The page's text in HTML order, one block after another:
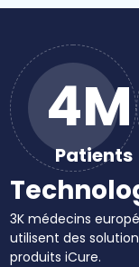
3K médecins
utilisent des
produits iCure.
4M
Patients